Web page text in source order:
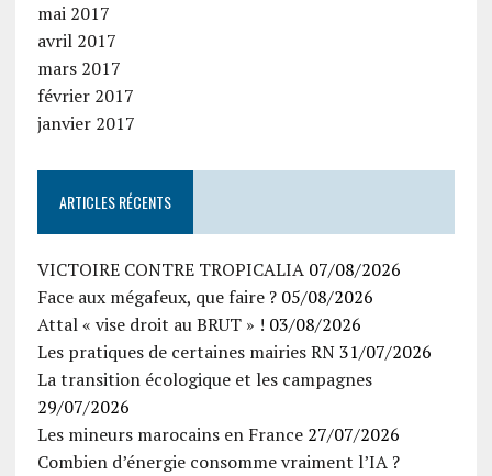
mai 2017
avril 2017
mars 2017
février 2017
janvier 2017
ARTICLES RÉCENTS
VICTOIRE CONTRE TROPICALIA 07/08/2026
Face aux mégafeux, que faire ? 05/08/2026
Attal « vise droit au BRUT » ! 03/08/2026
Les pratiques de certaines mairies RN 31/07/2026
La transition écologique et les campagnes
29/07/2026
Les mineurs marocains en France 27/07/2026
Combien d’énergie consomme vraiment l’IA ?